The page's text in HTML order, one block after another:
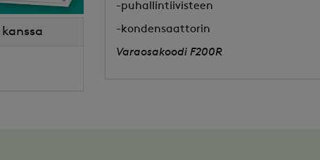
-puhallintiivisteen
-kondensaattorin
Varaosakoodi F200R